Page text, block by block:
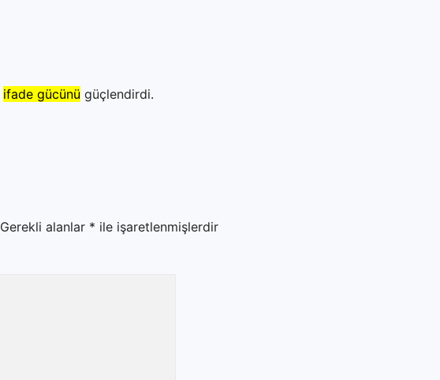
ifade gücünü güçlendirdi.
Gerekli alanlar * ile işaretlenmişlerdir